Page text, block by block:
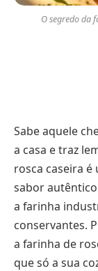
O segredo da
Sabe aquele
a casa e traz
rosca caseira
sabor
a farinha
conservantes.
a farinha de
que só a sua